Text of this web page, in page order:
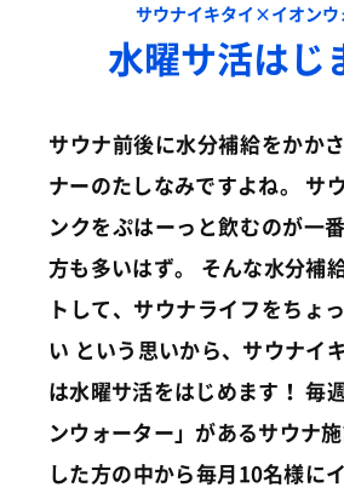
サウナイキタイ×イオンウ
水曜サ活はじ
サウナ前後に水分補給をかか
ナーのたしなみですよね。
サ
ンクをぷはーっと飲むのが一
方も多いはず。
そんな水分補
トして、サウナライフをちょ
い という思いから、サウナイ
は水曜サ活をはじめます！ 毎
ンウォーター」があるサウナ
した方の中から毎月10名様に